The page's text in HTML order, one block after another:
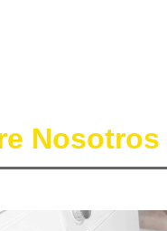
Nosotros